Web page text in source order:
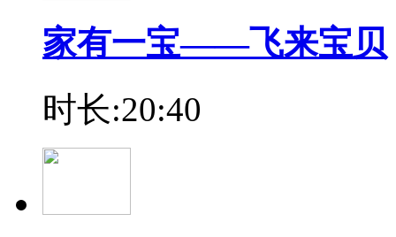
家有一宝——飞来宝贝
时长:20:40